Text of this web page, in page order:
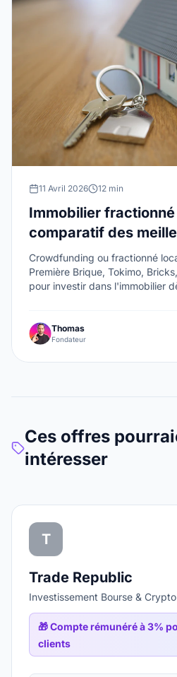
11 Avril 2026 12 min
Immobilier
comparatif des
plateformes
Crowdfunding ou fractionné
Première Brique, Tokimo,
pour investir dans l'immobilier
Thomas
Fondateur
Ces offres
intéresser
T
Trade Republic
Investissement Bourse & Crypto
🎁Compte rémunéré à 3%
clients